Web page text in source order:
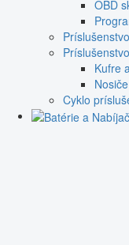
OBD
Kufre
Cyklo